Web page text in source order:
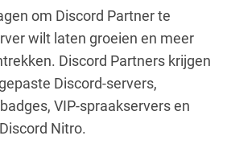
om Discord Partner te
wilt laten groeien en meer
Discord Partners krijgen
Discord-servers,
VIP-spraakservers en
Nitro.